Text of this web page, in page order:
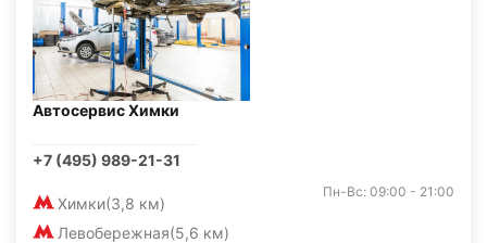
Автосервис Химки
+7 (495) 989-21-31
Химки(3,8 км)
Левобережная(5,6 км)
Пн-Вс: 09:00 - 21:00